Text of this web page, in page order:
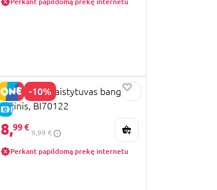
-10%
E-KAINA
BIBIO DolBi laistytuvas banginis,
rožinis, BI70122
8,99 €
9,99 €
Perkant papildomą prekę internetu